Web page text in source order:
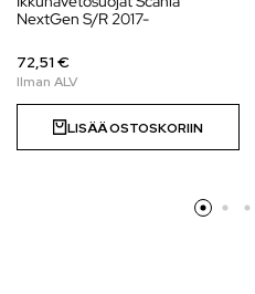
NextGen S/R 2017-
72,51 €
LISÄÄ OSTOSKORIIN